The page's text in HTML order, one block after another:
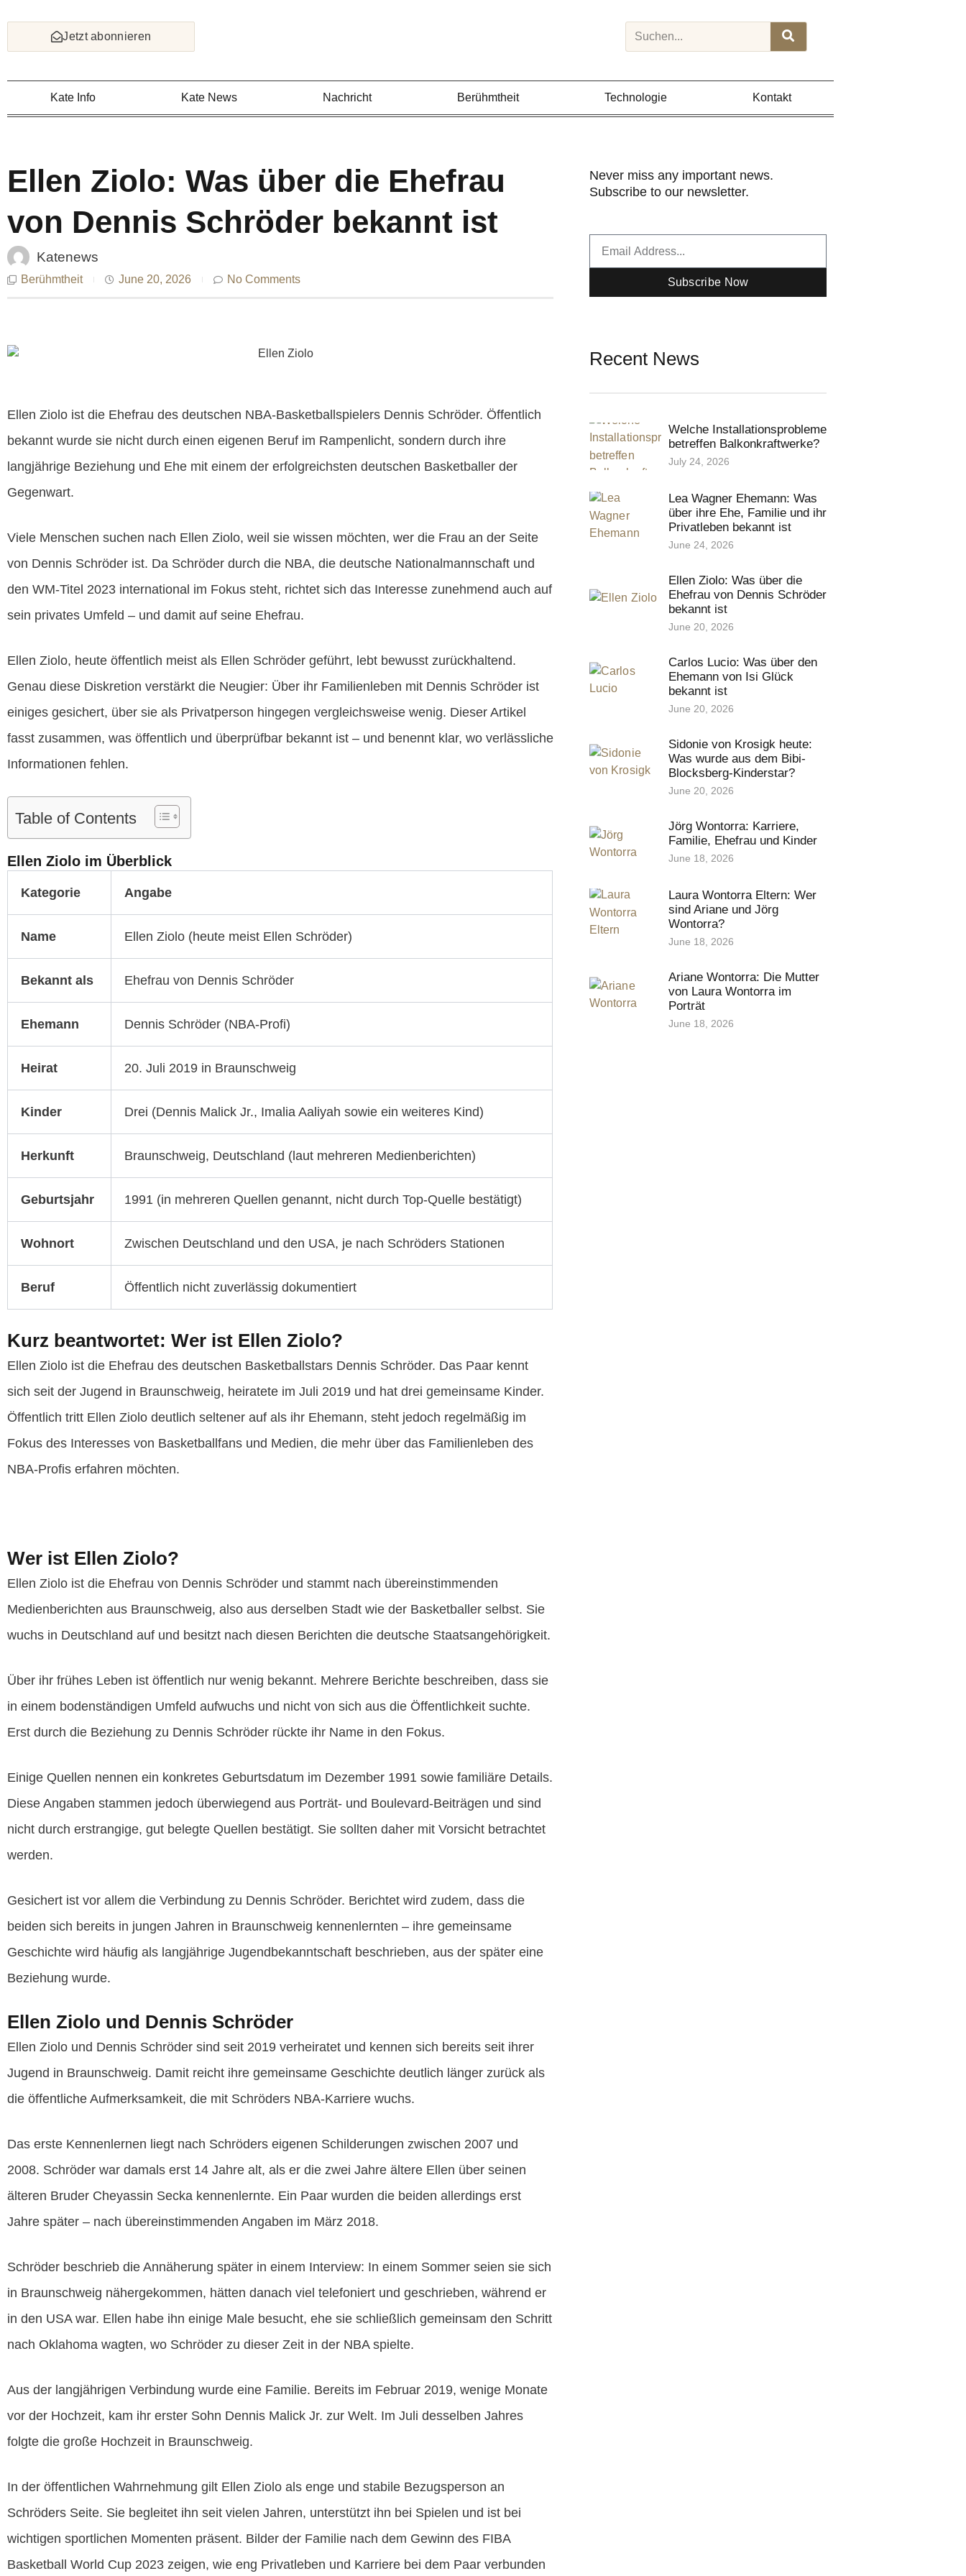
to
Jetzt abonnieren
Kate Info Kate News Nachricht Berühmtheit Technologie Kontakt
Ellen Ziolo: Was über die Ehefrau
von Dennis Schröder bekannt ist
Katenews
Berühmtheit June 20, 2026 No Comments
Ellen Ziolo ist die Ehefrau des deutschen NBA-Basketballspielers Dennis Schröder. Öffentlich
bekannt wurde sie nicht durch einen eigenen Beruf im Rampenlicht, sondern durch ihre
langjährige Beziehung und Ehe mit einem der erfolgreichsten deutschen Basketballer der
Gegenwart.
Viele Menschen suchen nach Ellen Ziolo, weil sie wissen möchten, wer die Frau an der Seite
von Dennis Schröder ist. Da Schröder durch die NBA, die deutsche Nationalmannschaft und
den WM-Titel 2023 international im Fokus steht, richtet sich das Interesse zunehmend auch auf
sein privates Umfeld – und damit auf seine Ehefrau.
Ellen Ziolo, heute öffentlich meist als Ellen Schröder geführt, lebt bewusst zurückhaltend.
Genau diese Diskretion verstärkt die Neugier: Über ihr Familienleben mit Dennis Schröder ist
einiges gesichert, über sie als Privatperson hingegen vergleichsweise wenig. Dieser Artikel
fasst zusammen, was öffentlich und überprüfbar bekannt ist – und benennt klar, wo verlässliche
Informationen fehlen.
Table of Contents
Ellen Ziolo im Überblick
Kategorie Angabe
Name Ellen Ziolo (heute meist Ellen Schröder)
Bekannt als Ehefrau von Dennis Schröder
Ehemann Dennis Schröder (NBA-Profi)
Heirat 20. Juli 2019 in Braunschweig
Kinder Drei (Dennis Malick Jr., Imalia Aaliyah sowie ein weiteres Kind)
Herkunft Braunschweig, Deutschland (laut mehreren Medienberichten)
Geburtsjahr 1991 (in mehreren Quellen genannt, nicht durch Top-Quelle bestätigt)
Wohnort Zwischen Deutschland und den USA, je nach Schröders Stationen
Beruf Öffentlich nicht zuverlässig dokumentiert
Kurz beantwortet: Wer ist Ellen Ziolo?
Ellen Ziolo ist die Ehefrau des deutschen Basketballstars Dennis Schröder. Das Paar kennt
sich seit der Jugend in Braunschweig, heiratete im Juli 2019 und hat drei gemeinsame Kinder.
Öffentlich tritt Ellen Ziolo deutlich seltener auf als ihr Ehemann, steht jedoch regelmäßig im
Fokus des Interesses von Basketballfans und Medien, die mehr über das Familienleben des
NBA-Profis erfahren möchten.
Wer ist Ellen Ziolo?
Ellen Ziolo ist die Ehefrau von Dennis Schröder und stammt nach übereinstimmenden
Medienberichten aus Braunschweig, also aus derselben Stadt wie der Basketballer selbst. Sie
wuchs in Deutschland auf und besitzt nach diesen Berichten die deutsche Staatsangehörigkeit.
Über ihr frühes Leben ist öffentlich nur wenig bekannt. Mehrere Berichte beschreiben, dass sie
in einem bodenständigen Umfeld aufwuchs und nicht von sich aus die Öffentlichkeit suchte.
Erst durch die Beziehung zu Dennis Schröder rückte ihr Name in den Fokus.
Einige Quellen nennen ein konkretes Geburtsdatum im Dezember 1991 sowie familiäre Details.
Diese Angaben stammen jedoch überwiegend aus Porträt- und Boulevard-Beiträgen und sind
nicht durch erstrangige, gut belegte Quellen bestätigt. Sie sollten daher mit Vorsicht betrachtet
werden.
Gesichert ist vor allem die Verbindung zu Dennis Schröder. Berichtet wird zudem, dass die
beiden sich bereits in jungen Jahren in Braunschweig kennenlernten – ihre gemeinsame
Geschichte wird häufig als langjährige Jugendbekanntschaft beschrieben, aus der später eine
Beziehung wurde.
Ellen Ziolo und Dennis Schröder
Ellen Ziolo und Dennis Schröder sind seit 2019 verheiratet und kennen sich bereits seit ihrer
Jugend in Braunschweig. Damit reicht ihre gemeinsame Geschichte deutlich länger zurück als
die öffentliche Aufmerksamkeit, die mit Schröders NBA-Karriere wuchs.
Das erste Kennenlernen liegt nach Schröders eigenen Schilderungen zwischen 2007 und
2008. Schröder war damals erst 14 Jahre alt, als er die zwei Jahre ältere Ellen über seinen
älteren Bruder Cheyassin Secka kennenlernte. Ein Paar wurden die beiden allerdings erst
Jahre später – nach übereinstimmenden Angaben im März 2018.
Schröder beschrieb die Annäherung später in einem Interview: In einem Sommer seien sie sich
in Braunschweig nähergekommen, hätten danach viel telefoniert und geschrieben, während er
in den USA war. Ellen habe ihn einige Male besucht, ehe sie schließlich gemeinsam den Schritt
nach Oklahoma wagten, wo Schröder zu dieser Zeit in der NBA spielte.
Aus der langjährigen Verbindung wurde eine Familie. Bereits im Februar 2019, wenige Monate
vor der Hochzeit, kam ihr erster Sohn Dennis Malick Jr. zur Welt. Im Juli desselben Jahres
folgte die große Hochzeit in Braunschweig.
In der öffentlichen Wahrnehmung gilt Ellen Ziolo als enge und stabile Bezugsperson an
Schröders Seite. Sie begleitet ihn seit vielen Jahren, unterstützt ihn bei Spielen und ist bei
wichtigen sportlichen Momenten präsent. Bilder der Familie nach dem Gewinn des FIBA
Basketball World Cup 2023 zeigen, wie eng Privatleben und Karriere bei dem Paar verbunden
Never miss any important news.
Subscribe to our newsletter.
Subscribe Now
Recent News
Welche Installationsprobleme
betreffen Balkonkraftwerke?
July 24, 2026
Lea Wagner Ehemann: Was
über ihre Ehe, Familie und ihr
Privatleben bekannt ist
June 24, 2026
Ellen Ziolo: Was über die
Ehefrau von Dennis Schröder
bekannt ist
June 20, 2026
Carlos Lucio: Was über den
Ehemann von Isi Glück
bekannt ist
June 20, 2026
Sidonie von Krosigk heute:
Was wurde aus dem Bibi-
Blocksberg-Kinderstar?
June 20, 2026
Jörg Wontorra: Karriere,
Familie, Ehefrau und Kinder
June 18, 2026
Laura Wontorra Eltern: Wer
sind Ariane und Jörg
Wontorra?
June 18, 2026
Ariane Wontorra: Die Mutter
von Laura Wontorra im
Porträt
June 18, 2026